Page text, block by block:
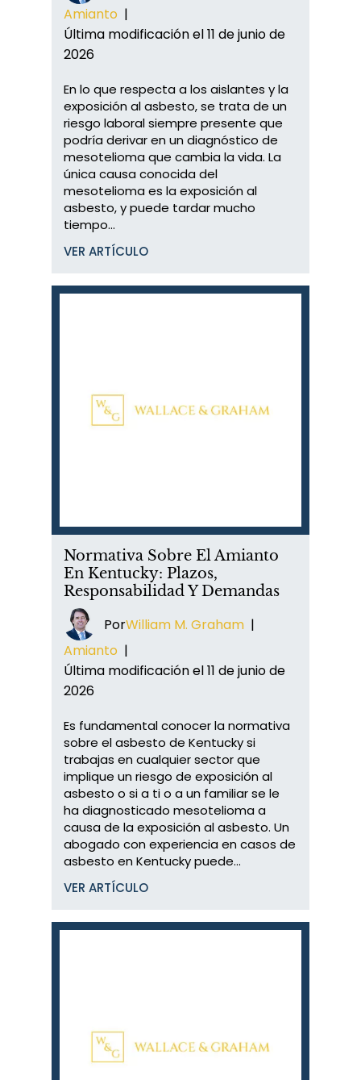
Amianto |
Última modificación el 11 de junio de
2026
En lo que respecta a los aislantes y la
exposición al asbesto, se trata de un
riesgo laboral siempre presente que
podría derivar en un diagnóstico de
mesotelioma que cambia la vida. La
única causa conocida del
mesotelioma es la exposición al
asbesto, y puede tardar mucho
tiempo...
VER ARTÍCULO
Normativa Sobre El Amianto
En Kentucky: Plazos,
Responsabilidad Y Demandas
PorWilliam M. Graham |
Amianto |
Última modificación el 11 de junio de
2026
Es fundamental conocer la normativa
sobre el asbesto de Kentucky si
trabajas en cualquier sector que
implique un riesgo de exposición al
asbesto o si a ti o a un familiar se le
ha diagnosticado mesotelioma a
causa de la exposición al asbesto. Un
abogado con experiencia en casos de
asbesto en Kentucky puede...
VER ARTÍCULO